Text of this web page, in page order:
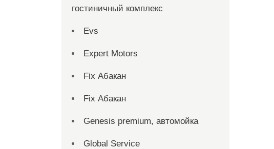
гостиничный комплекс
Evs
Expert Motors
Fix Абакан
Fix Абакан
Genesis premium, автомойка
Global Service